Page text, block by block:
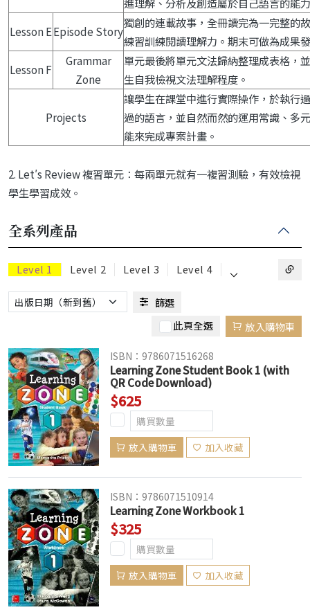
Lesson EEpisode Story
獨創的連載故事，全冊讀完為一完整的
練習訓練閱讀理解力。期末可做為成果
Lesson F
Grammar
Zone
單元最後將單元文法歸納整理成表格，
生自我檢視文法理解程度。
Projects
讓學生在課堂中進行實際操作，於執行
過的語言，並自然而然的運用常識、多
能來完成專案計畫。
2. Let′s Review 複習單元：每兩單元就有一複習測驗，有效檢視
學生學習成效。
全系列產品
Level 1 Level 2 Level 3 Level 4 ⌵
篩選
此頁全選
放入購物車
ISBN：9786071516268
Learning Zone Student Book 1 (with
QR Code Download)
$625
放入購物車 加入收藏
ISBN：9786071510914
Learning Zone Workbook 1
$325
放入購物車 加入收藏